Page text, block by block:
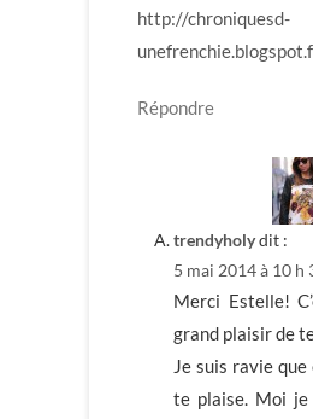
http://chroniquesd-
Répondre
trendyholydit :
5 mai 2014 à 10 h
Merci Estelle!
grand plaisir de
Je suis ravie
te plaise. Moi je